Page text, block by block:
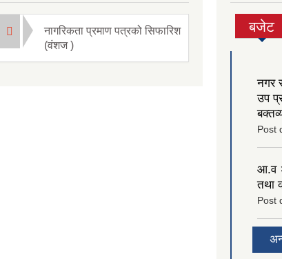
नागरिकता प्रमाण पत्रको सिफारिश
(वंशज )
बजेट
(active
नगर
उप
Post
आ.व
तथा
Post